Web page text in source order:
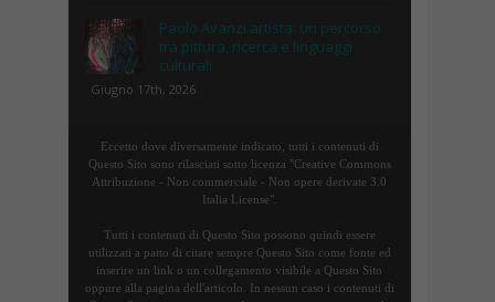
Paolo Avanzi artista: un percorso
tra pittura, ricerca e linguaggi
culturali
Giugno 17th, 2026
Eccetto dove diversamente indicato, tutti i contenuti di
Questo Sito sono rilasciati sotto licenza "Creative Commons
Attribuzione - Non commerciale - Non opere derivate 3.0
Italia License".
Tutti i contenuti di Questo Sito possono quindi essere
utilizzati a patto di citare sempre Questo Sito come fonte ed
inserire un link o un collegamento visibile a Questo Sito
oppure alla pagina dell'articolo. In nessun caso i contenuti di